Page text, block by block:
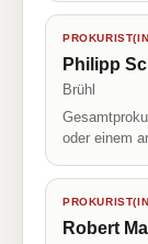
Philipp
Brühl
oder einem
Robert